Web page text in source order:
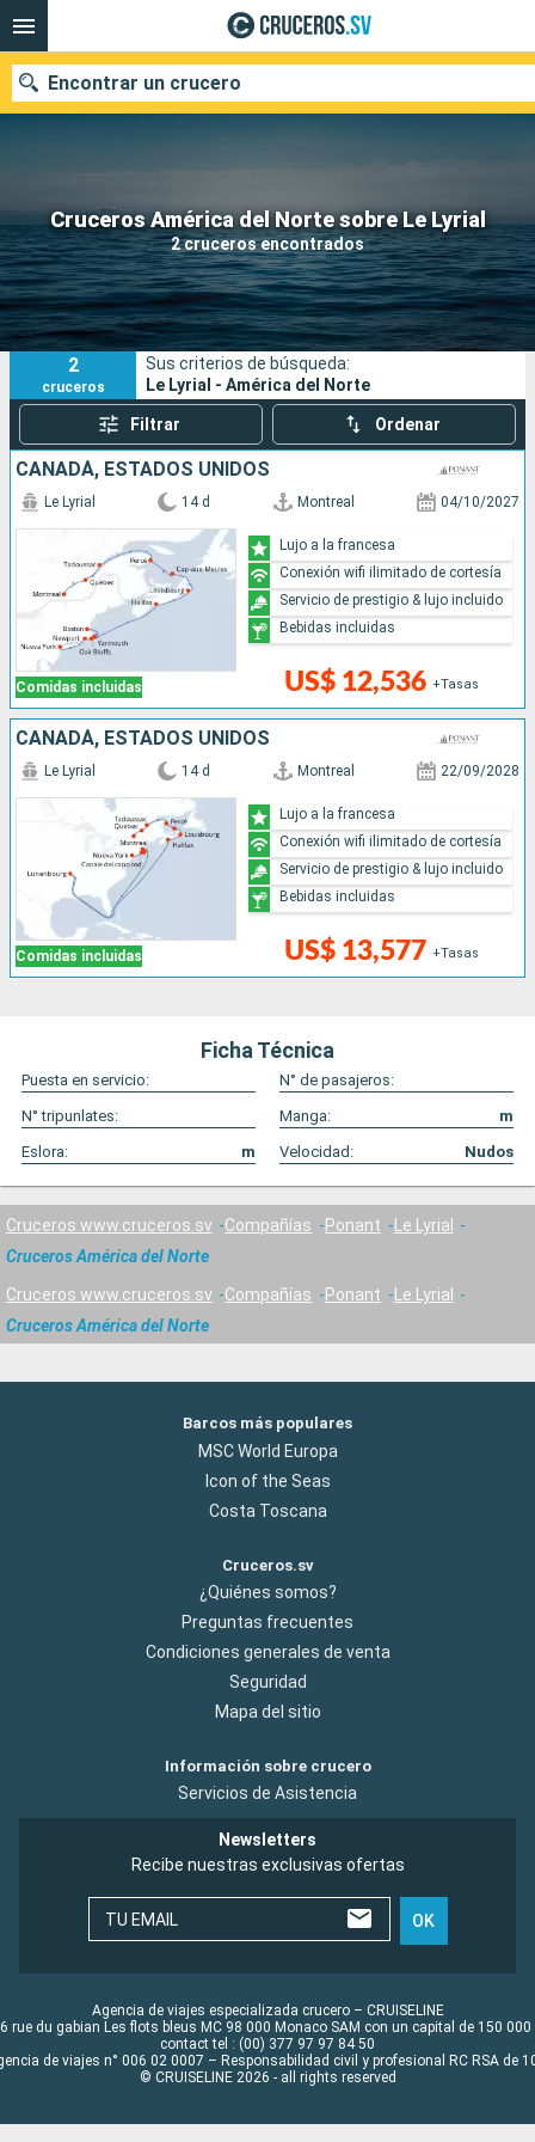
Cruceros América del Norte sobre Le Lyrial
2 cruceros encontrados
Encontrar un crucero
Nuestros destinos
Fecha de salida
Puertos Compañías
Buscar
2
cruceros
Sus criterios de búsqueda:
Le Lyrial - América del Norte
Filtrar Ordenar
CANADÁ, ESTADOS UNIDOS
Comidas incluidas
Le Lyrial 14 d Montreal 04/10/2027
US$ 12,536 +Tasas
Lujo a la francesa
Conexión wifi ilimitado de cortesía
Servicio de prestigio & lujo incluido
Bebidas incluidas
CANADÁ, ESTADOS UNIDOS
Comidas incluidas
Le Lyrial 14 d Montreal 22/09/2028
US$ 13,577 +Tasas
Lujo a la francesa
Conexión wifi ilimitado de cortesía
Servicio de prestigio & lujo incluido
Bebidas incluidas
Ficha Técnica
Puesta en servicio:
N° de pasajeros:
N° tripunlates:
Manga:
m
Eslora:
m Velocidad: Nudos
Cruceros www.cruceros.sv Compañías Ponant
Le Lyrial
Cruceros América del Norte
Cruceros www.cruceros.sv Compañías Ponant
Le Lyrial
Cruceros América del Norte
Barcos más populares
MSC World Europa
Icon of the Seas
Costa Toscana
Cruceros.sv
¿Quiénes somos?
Preguntas frecuentes
Condiciones generales de venta
Seguridad
Mapa del sitio
Información sobre crucero
Servicios de Asistencia
Newsletters
Recibe nuestras exclusivas ofertas
TU EMAIL OK
Agencia de viajes especializada crucero – CRUISELINE
rue du gabian Les flots bleus MC 98 000 Monaco SAM con un capital de 150 000
contact tel : (00) 377 97 97 84 50
de viajes n° 006 02 0007 – Responsabilidad civil y profesional RC RSA de
© CRUISELINE 2026 - all rights reserved